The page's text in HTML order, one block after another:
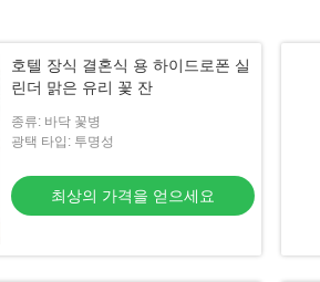
호텔 장식 결혼식 용 하이드로폰 실
린더 맑은 유리 꽃 잔
종류: 바닥 꽃병
광택 타입: 투명성
최상의 가격을 얻으세요